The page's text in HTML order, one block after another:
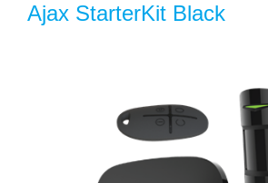
Ajax StarterKit Black